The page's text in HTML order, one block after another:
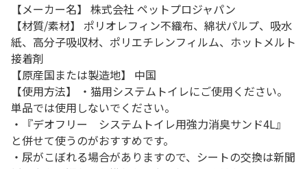
【メーカー名】 株式会社 ペットプロジャパン
【材質/素材】 ポリオレフィン不織布、綿状パルプ、吸水
紙、高分子吸収材、ポリエチレンフィルム、ホットメルト
接着剤
【原産国または製造地】 中国
【使用方法】 ・猫用システムトイレにご使用ください。
単品では使用しないでください。
・『デオフリー システムトイレ用強力消臭サンド4L』
と併せて使うのがおすすめです。
・尿がこぼれる場合がありますので、シートの交換は新聞